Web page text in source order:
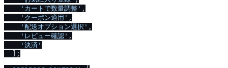
'カートで数量調整' ,
'クーポン適用' ,
'配送オプション選択' ,
'レビュー確認' ,
'決済'
  ];